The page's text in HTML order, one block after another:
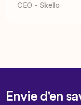
CEO - Skello
Envie d'en